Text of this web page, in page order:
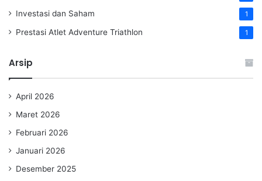
Investasi dan Saham 1
Prestasi Atlet Adventure Triathlon 1
Arsip
April 2026
Maret 2026
Februari 2026
Januari 2026
Desember 2025